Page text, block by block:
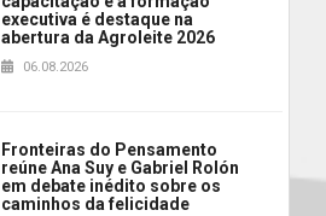
executiva é destaque na
abertura da Agroleite 2026
06.08.2026
Fronteiras do Pensamento
reúne Ana Suy e Gabriel Rolón
em debate inédito sobre os
caminhos da felicidade